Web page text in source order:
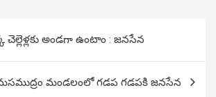
చెల్లెళ్లకు అండగా ఉంటాం : జనసేన
మండలంలో గడప గడపకి జనసేన